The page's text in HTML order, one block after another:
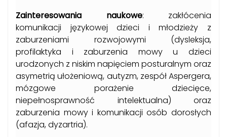
Zainteresowania naukowe: zakłócenia
komunikacji językowej dzieci i młodzieży z
zaburzeniami rozwojowymi (dysleksja,
profilaktyka i zaburzenia mowy u dzieci
urodzonych z niskim napięciem posturalnym oraz
asymetrią ułożeniową, autyzm, zespół Aspergera,
mózgowe porażenie dziecięce,
niepełnosprawność intelektualna) oraz
zaburzenia mowy i komunikacji osób dorosłych
(afazja, dyzartria).